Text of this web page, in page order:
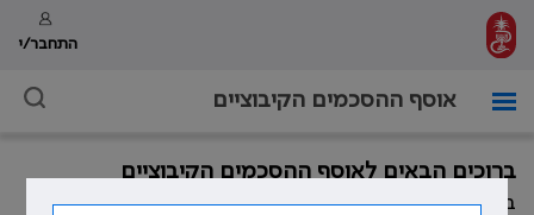
התחבר/י
אוסף ההסכמים הקיבוציים
ברוכים הבאים לאוסף ההסכמים הקיבוציים
במהלך השנים חתמה ההסתדרות הרפואית בישראל, מול